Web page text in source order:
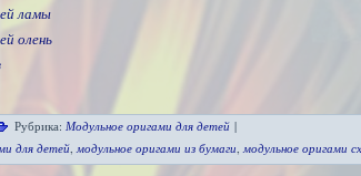
ламы
олень
Рубрика: Модульное оригами для детей |
для детей,модульное оригами из бумаги,модульное оригами